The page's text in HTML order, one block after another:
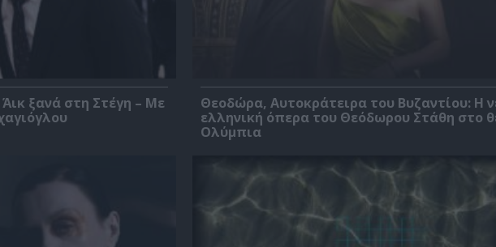
ξανά στη Στέγη – Με
Θεοδώρα, Αυτοκράτειρα του Βυζαντίου: Η
ελληνική όπερα του Θεόδωρου Στάθη στο
Ολύμπια